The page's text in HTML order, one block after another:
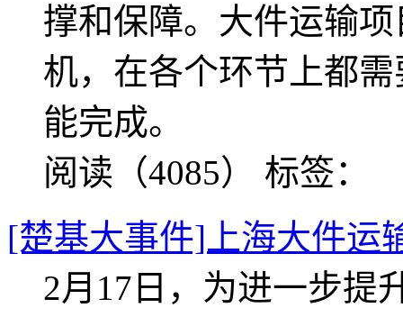
撑和保障。大件运输
机，在各个环节上都
能完成。
阅读（4085） 标签：
[楚基大事件]上海大件运
2月17日，为进一步提